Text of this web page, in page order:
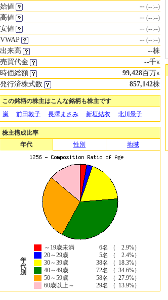
始値 -- (--:--)
高値 -- (--:--)
安値 -- (--:--)
VWAP -- (--:--)
出来高 --株
売買代金
--千κ
時価総額
99,428百万κ
発行済株式数
857,142株
この銘柄の株主はこんな銘柄も株主です
嵐
前田敦子 長澤まさみ 新垣結衣 北川景子
株主構成比率
年代
性別 地域
年
代
別
～19歳未満 6名 （
2.9%）
20～29歳
5名 （
2.4%）
30～39歳
38名 （ 18.3%）
40～49歳
72名 （ 34.6%）
50～59歳
58名 （ 27.9%）
60歳以上～
29名 （ 13.9%）